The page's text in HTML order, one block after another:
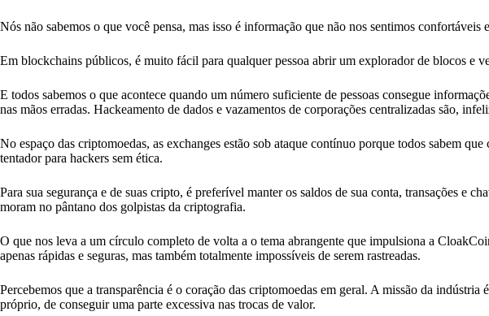
Nós não sabemos o que você pensa, mas isso é informação que não nos sentimos
Em blockchains públicos, é muito fácil para qualquer pessoa abrir um explorador de blocos e
E todos sabemos o que acontece quando um número suficiente de pessoas consegue
nas mãos erradas. Hackeamento de dados e vazamentos de corporações centralizadas são,
No espaço das criptomoedas, as exchanges estão sob ataque contínuo porque todos sabem
tentador para hackers sem ética.
Para sua segurança e de suas cripto, é preferível manter os saldos de sua conta, transações e
moram no pântano dos golpistas da criptografia.
O que nos leva a um círculo completo de volta a o tema abrangente que impulsiona a
apenas rápidas e seguras, mas também totalmente impossíveis de serem rastreadas.
Percebemos que a transparência é o coração das criptomoedas em geral. A missão da
próprio, de conseguir uma parte excessiva nas trocas de valor.